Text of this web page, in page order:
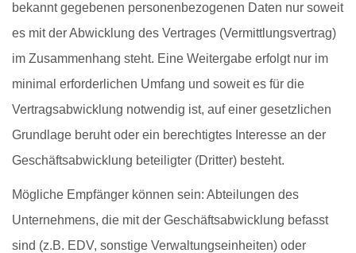
bekannt gegebenen personenbezogenen Daten nur soweit
es mit der Abwicklung des Vertrages (Vermittlungsvertrag)
im Zusammenhang steht. Eine Weitergabe erfolgt nur im
minimal erforderlichen Umfang und soweit es für die
Vertragsabwicklung notwendig ist, auf einer gesetzlichen
Grundlage beruht oder ein berechtigtes Interesse an der
Geschäftsabwicklung beteiligter (Dritter) besteht.
Mögliche Empfänger können sein: Abteilungen des
Unternehmens, die mit der Geschäftsabwicklung befasst
sind (z.B. EDV, sonstige Verwaltungseinheiten) oder